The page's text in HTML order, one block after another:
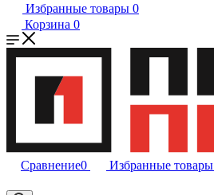
Избранные товары 0
Корзина 0
Сравнение0 Избранные товары